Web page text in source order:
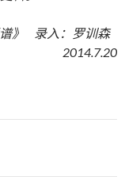
》 录入：罗训森
2014.7.20